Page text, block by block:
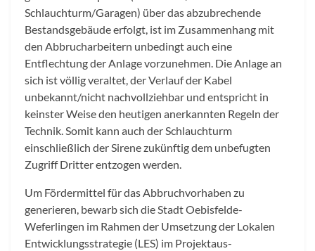
Schlauchturm/Garagen) über das abzubrechende
Bestandsgebäude erfolgt, ist im Zusammenhang mit
den Abbrucharbeitern unbedingt auch eine
Entflechtung der Anlage vorzunehmen. Die Anlage an
sich ist völlig veraltet, der Verlauf der Kabel
unbekannt/nicht nachvollziehbar und entspricht in
keinster Weise den heutigen anerkannten Regeln der
Technik. Somit kann auch der Schlauchturm
einschließlich der Sirene zukünftig dem unbefugten
Zugriff Dritter entzogen werden.
Um Fördermittel für das Abbruchvorhaben zu
generieren, bewarb sich die Stadt Oebisfelde-
Weferlingen im Rahmen der Umsetzung der Lokalen
Entwicklungsstrategie (LES) im Projektaus-